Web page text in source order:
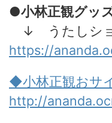
●小林正観グッ
↓ うたしショ
https://
◆小林正観おサ
http://